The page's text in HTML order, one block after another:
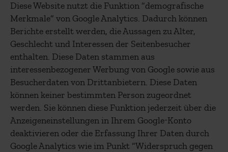
Diese Website nutzt die Funktion “demografische
Merkmale” von Google Analytics. Dadurch können
Berichte erstellt werden, die Aussagen zu Alter,
Geschlecht und Interessen der Seitenbesucher
enthalten. Diese Daten stammen aus
interessenbezogener Werbung von Google sowie aus
Besucherdaten von Drittanbietern. Diese Daten
können keiner bestimmten Person zugeordnet
werden. Sie können diese Funktion jederzeit über die
Anzeigeneinstellungen in Ihrem Google-Konto
deaktivieren oder die Erfassung Ihrer Daten durch
Google Analytics wie im Punkt “Widerspruch gegen